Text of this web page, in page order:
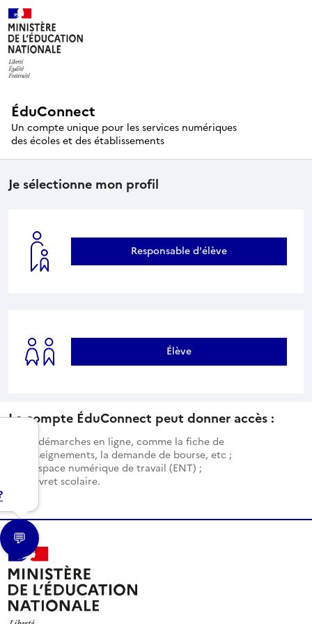
ÉduConnect
Un compte unique pour les services numériques
des écoles et des établissements
Le compte ÉduConnect peut donner accès :
aux démarches en ligne, comme la fiche de
renseignements, la demande de bourse, etc ;
à l’espace numérique de travail (ENT) ;
au livret scolaire.
Je sélectionne mon profil
Responsable d'élève
Élève
💬